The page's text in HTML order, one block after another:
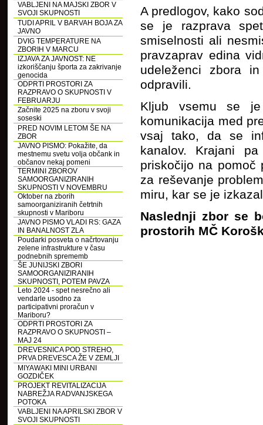
VABLJENI NA MAJSKI ZBOR V
SVOJI SKUPNOSTI
TUDI APRIL V BARVAH BOJA ZA
JAVNO
DVIG TEMPERATURE NA
ZBORIH V MARCU
IZJAVA ZA JAVNOST: NE
izkoriščanju športa za zakrivanje
genocida
ODPRTI PROSTORI ZA
RAZPRAVO O SKUPNOSTI V
FEBRUARJU
Začnite 2025 na zboru v svoji
soseski
PRED NOVIM LETOM ŠE NA
ZBOR
JAVNO PISMO: Pokažite, da
mestnemu svetu volja občank in
občanov nekaj pomeni
TERMINI ZBOROV
SAMOORGANIZIRANIH
SKUPNOSTI V NOVEMBRU
Oktober na zborih
samoorganiziranih četrtnih
skupnosti v Mariboru
JAVNO PISMO VLADI RS: GAZA
IN BANALNOST ZLA
Poudarki posveta o načrtovanju
zelene infrastrukture v času
podnebnih sprememb
ŠE JUNIJSKI ZBORI
SAMOORGANIZIRANIH
SKUPNOSTI, POTEM PAVZA
Leto 2024 - spet nesrečno ali
vendarle usodno za
participativni proračun v
Mariboru?
ODPRTI PROSTORI ZA
RAZPRAVO O SKUPNOSTI –
MAJ 24
DREVESNICA POD STREHO,
PRVA DREVESCA ŽE V ZEMLJI
MIYAWAKI MINI URBANI
GOZDIČEK
PROJEKT REVITALIZACIJA
NABREŽJA RADVANJSKEGA
POTOKA
VABLJENI NA APRILSKI ZBOR V
SVOJI SKUPNOSTI
A predlogov, kako
se je razprava
smiselnosti ali
pravzaprav edina
udeleženci zbora
odpravili.
Kljub vsemu se
komunikacija med
vsaj tako, da se
kanalov. Krajani
priskočijo na pomoč
za reševanje
miru, kar se je
Naslednji zbor se
prostorih MČ